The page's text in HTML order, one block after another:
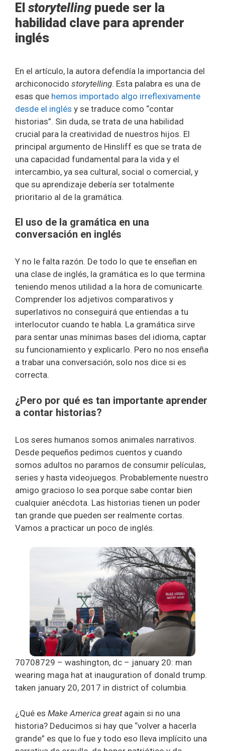
El storytelling puede ser la
habilidad clave para aprender
inglés
En el artículo, la autora defendía la importancia del
archiconocido storytelling. Esta palabra es una de
esas que hemos importado algo irreflexivamente
desde el inglés y se traduce como “contar
historias”. Sin duda, se trata de una habilidad
crucial para la creatividad de nuestros hijos. El
principal argumento de Hinsliff es que se trata de
una capacidad fundamental para la vida y el
intercambio, ya sea cultural, social o comercial, y
que su aprendizaje debería ser totalmente
prioritario al de la gramática.
El uso de la gramática en una
conversación en inglés
Y no le falta razón. De todo lo que te enseñan en
una clase de inglés, la gramática es lo que termina
teniendo menos utilidad a la hora de comunicarte.
Comprender los adjetivos comparativos y
superlativos no conseguirá que entiendas a tu
interlocutor cuando te habla. La gramática sirve
para sentar unas mínimas bases del idioma, captar
su funcionamiento y explicarlo. Pero no nos enseña
a trabar una conversación, solo nos dice si es
correcta.
¿Pero por qué es tan importante aprender
a contar historias?
Los seres humanos somos animales narrativos.
Desde pequeños pedimos cuentos y cuando
somos adultos no paramos de consumir películas,
series y hasta videojuegos. Probablemente nuestro
amigo gracioso lo sea porque sabe contar bien
cualquier anécdota. Las historias tienen un poder
tan grande que pueden ser realmente cortas.
Vamos a practicar un poco de inglés.
70708729 – washington, dc – january 20: man
wearing maga hat at inauguration of donald trump.
taken january 20, 2017 in district of columbia.
¿Qué es Make America greatagain si no una
historia? Deducimos si hay que “volver a hacerla
grande” es que lo fue y todo eso lleva implícito una